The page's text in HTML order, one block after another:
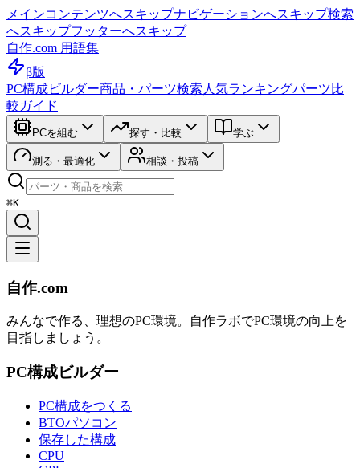
メインコンテンツへスキップナビゲーションへスキップ検索
へスキップフッターへスキップ
自作.com 用語集
β版
PC構成ビルダー商品・パーツ検索 人気ランキングパーツ比
較ガイド
PCを組む 探す・比較 学ぶ
測る・最適化 相談・投稿
⌘K
自作.com
みんなで作る、理想のPC環境。 自作ラボでPC環境の向上を
目指しましょう。
PC構成ビルダー
PC構成をつくる
BTOパソコン
保存した構成
CPU